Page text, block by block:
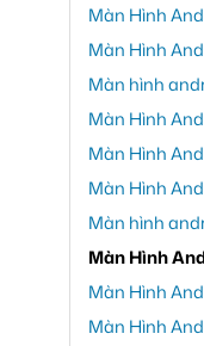
Màn Hình
Màn Hình
Màn hình
Màn Hình
Màn Hình
Màn Hình
Màn hình
Màn Hình
Màn Hình
Màn Hình